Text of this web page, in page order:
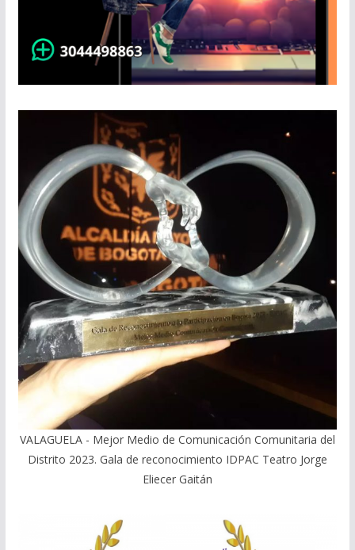
VALAGUELA - Mejor Medio de Comunicación Comunitaria del
Distrito 2023. Gala de reconocimiento IDPAC Teatro Jorge
Eliecer Gaitán